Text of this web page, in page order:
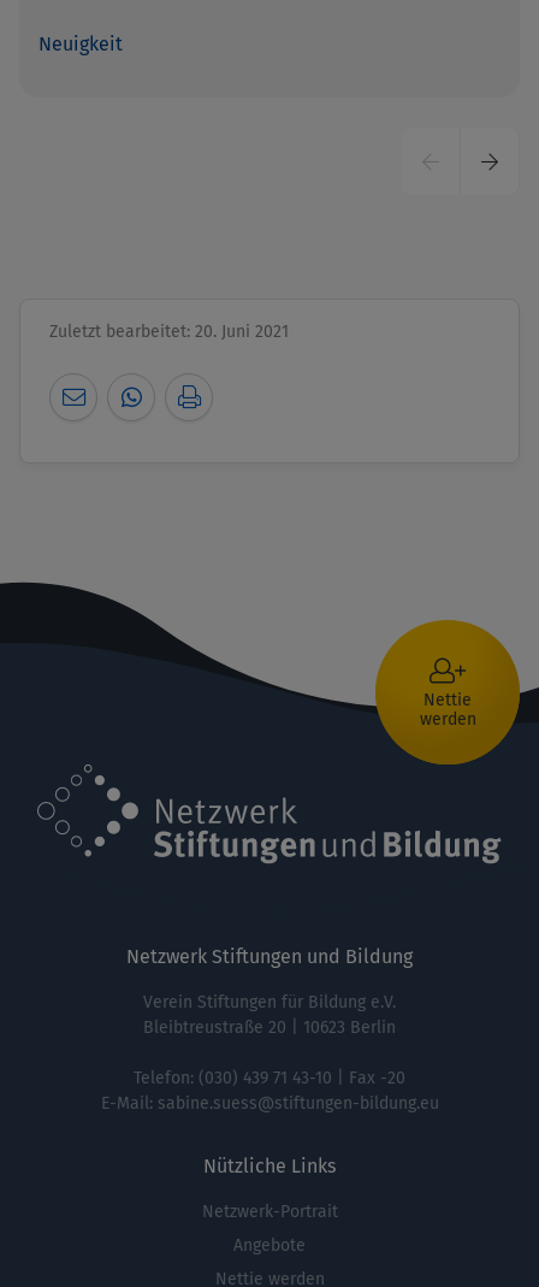
Neuigkeit
Vorherige
Zuletzt bearbeitet: 20. Juni 2021
Nettie
werden
Netzwerk Stiftungen und Bildung
Verein Stiftungen für Bildung e.V.
Bleibtreustraße 20 | 10623 Berlin
Telefon: (030) 439 71 43-10 | Fax -20
E-Mail: sabine.suess@stiftungen-bildung.eu
Nützliche Links
Fußbereichsmenü
Netzwerk-Portrait
Angebote
Nettie werden